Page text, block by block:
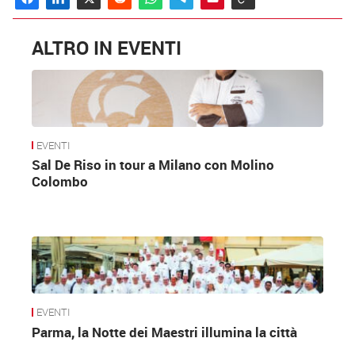
ALTRO IN EVENTI
EVENTI
Sal De Riso in tour a Milano con Molino
Colombo
EVENTI
Parma, la Notte dei Maestri illumina la città